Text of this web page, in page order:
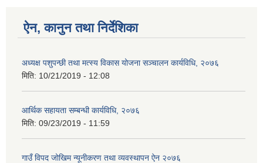
ऐन, कानुन तथा निर्देशिका
अध्यक्ष पशुपन्छी तथा मत्स्य विकास योजना सञ्चालन कार्यविधि, २०७६
मिति: 10/21/2019 - 12:08
आर्थिक सहायता सम्बन्धी कार्यविधि, २०७६
मिति: 09/23/2019 - 11:59
गाउँ विपद जोखिम न्यूनीकरण तथा व्यवस्थापन ऐन २०७६